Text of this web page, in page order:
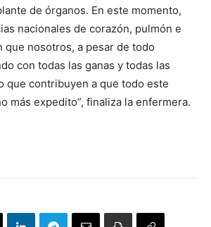
de órganos. En este momento,
nacionales de corazón, pulmón e
que nosotros, a pesar de todo
con todas las ganas y todas las
que contribuyen a que todo este
más expedito”, finaliza la enfermera.